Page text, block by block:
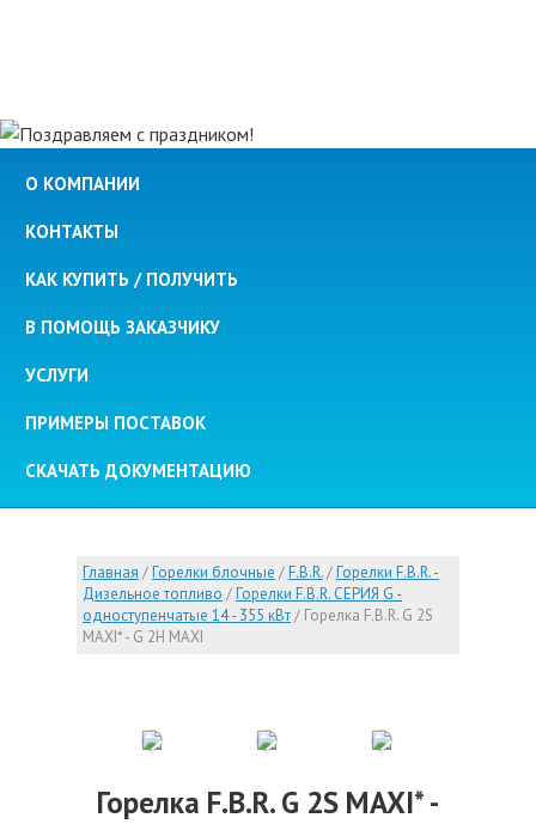
О КОМПАНИИ
КОНТАКТЫ
КАК КУПИТЬ / ПОЛУЧИТЬ
В ПОМОЩЬ ЗАКАЗЧИКУ
УСЛУГИ
ПРИМЕРЫ ПОСТАВОК
СКАЧАТЬ ДОКУМЕНТАЦИЮ
Главная /Горелки блочные /F.B.R./Горелки F.B.R. -
Дизельное топливо /Горелки F.B.R. СЕРИЯ G -
одноступенчатые 14 - 355 кВт/ Горелка F.B.R. G 2S
MAXI* - G 2H MAXI
Горелка F.B.R. G 2S MAXI* -